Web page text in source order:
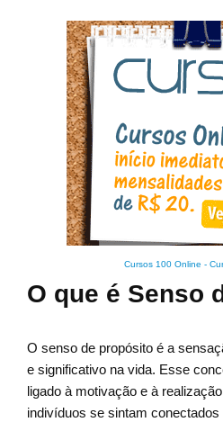
Cursos 100 Online -
O que é Senso
O senso de propósito é a
e significativo na vida. Esse
ligado à motivação e à
indivíduos se sintam conectados